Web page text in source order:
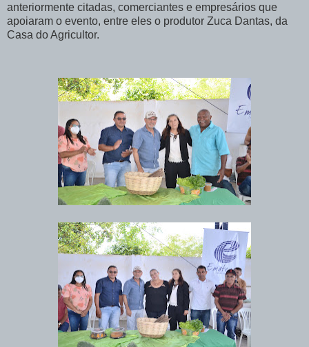
anteriormente citadas, comerciantes e empresários que
apoiaram o evento, entre eles o produtor Zuca Dantas, da
Casa do Agricultor.